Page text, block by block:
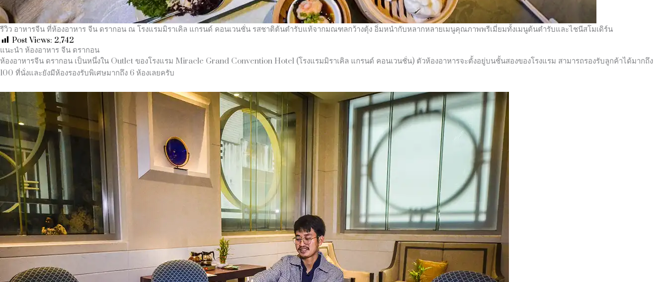
รีวิว อาหารจีน ที่ห้องอาหาร จีน ดรากอน ณ โรงแรมมิราเคิล แกรนด์ คอนเวนชั่น รสชาติต้นตำรับแท้จากมณฑลกว้างตุ้ง อิ่มหนำกับหลากหลายเมนูคุณภาพพรีเมี่ยมทั้งเมนูต้นตำรับและไชนีสโมเดิร์น
Post Views: 2,742
แนะนำ ห้องอาหาร จีน ดรากอน
ห้องอาหารจีน ดรากอน เป็นหนึ่งใน Outlet ของโรงแรม Miracle Grand Convention Hotel (โรงแรมมิราเคิล แกรนด์ คอนเวนชั่น) ตัวห้องอาหารจะตั้งอยู่บนชั้นสองของโรงแรม สามารถรองรับลูกค้าได้มากถึง
100 ที่นั่งและยังมีห้องรองรับพิเศษมากถึง 6 ห้องเลยครับ